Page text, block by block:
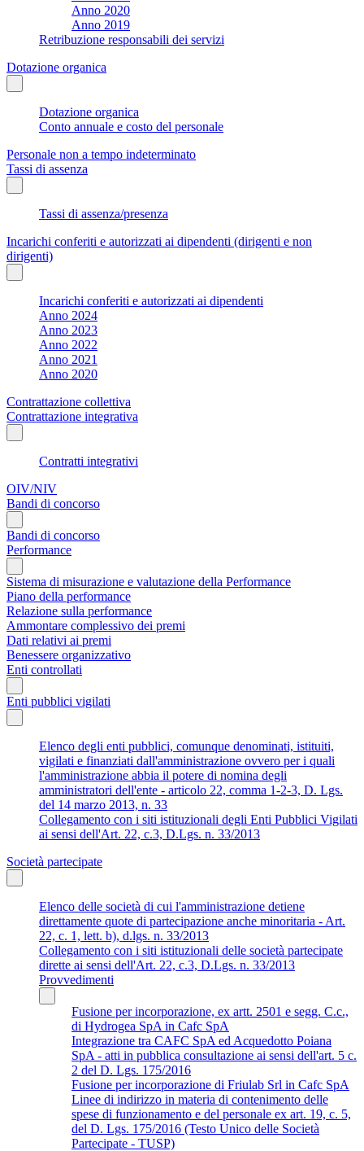
Anno 2020
Anno 2019
Retribuzione responsabili dei servizi
Dotazione organica
Dotazione organica
Conto annuale e costo del personale
Personale non a tempo indeterminato
Tassi di assenza
Tassi di assenza/presenza
Incarichi conferiti e autorizzati ai dipendenti (dirigenti e non
dirigenti)
Incarichi conferiti e autorizzati ai dipendenti
Anno 2024
Anno 2023
Anno 2022
Anno 2021
Anno 2020
Contrattazione collettiva
Contrattazione integrativa
Contratti integrativi
OIV/NIV
Bandi di concorso
Bandi di concorso
Performance
Sistema di misurazione e valutazione della Performance
Piano della performance
Relazione sulla performance
Ammontare complessivo dei premi
Dati relativi ai premi
Benessere organizzativo
Enti controllati
Enti pubblici vigilati
Elenco degli enti pubblici, comunque denominati, istituiti,
vigilati e finanziati dall'amministrazione ovvero per i quali
l'amministrazione abbia il potere di nomina degli
amministratori dell'ente - articolo 22, comma 1-2-3, D. Lgs.
del 14 marzo 2013, n. 33
Collegamento con i siti istituzionali degli Enti Pubblici Vigilati
ai sensi dell'Art. 22, c.3, D.Lgs. n. 33/2013
Società partecipate
Elenco delle società di cui l'amministrazione detiene
direttamente quote di partecipazione anche minoritaria - Art.
22, c. 1, lett. b), d.lgs. n. 33/2013
Collegamento con i siti istituzionali delle società partecipate
dirette ai sensi dell'Art. 22, c.3, D.Lgs. n. 33/2013
Provvedimenti
Fusione per incorporazione, ex artt. 2501 e segg. C.c.,
di Hydrogea SpA in Cafc SpA
Integrazione tra CAFC SpA ed Acquedotto Poiana
SpA - atti in pubblica consultazione ai sensi dell'art. 5 c.
2 del D. Lgs. 175/2016
Fusione per incorporazione di Friulab Srl in Cafc SpA
Linee di indirizzo in materia di contenimento delle
spese di funzionamento e del personale ex art. 19, c. 5,
del D. Lgs. 175/2016 (Testo Unico delle Società
Partecipate - TUSP)